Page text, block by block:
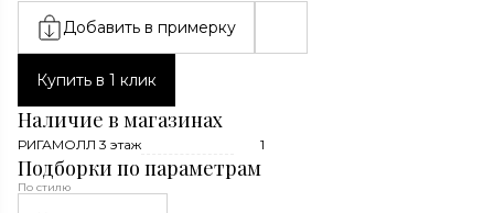
Добавить в примерку
Купить в 1 клик
Наличие в магазинах
РИГАМОЛЛ 3 этаж 1
Подборки по параметрам
По стилю